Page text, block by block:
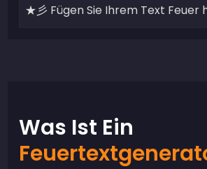
Was Ist Ein